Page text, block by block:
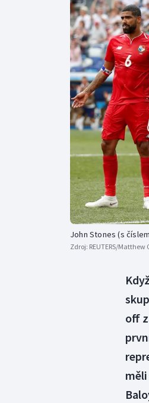
John Stones (s
Zdroj: REUTERS/Matthew
off